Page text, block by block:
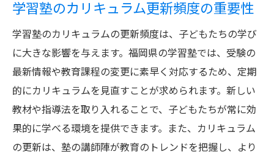
学習塾のカリキュラム更新頻度の重要性
学習塾のカリキュラムの更新頻度は、子どもたちの学び
に大きな影響を与えます。福岡県の学習塾では、受験の
最新情報や教育課程の変更に素早く対応するため、定期
的にカリキュラムを見直すことが求められます。新しい
教材や指導法を取り入れることで、子どもたちが常に効
果的に学べる環境を提供できます。また、カリキュラム
の更新は、塾の講師陣が教育のトレンドを把握し、より